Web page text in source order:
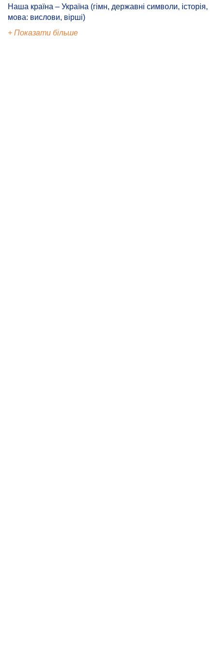
Наша країна – Україна (гімн, державні символи, історія,
мова: вислови, вірші)
+ Показати більше